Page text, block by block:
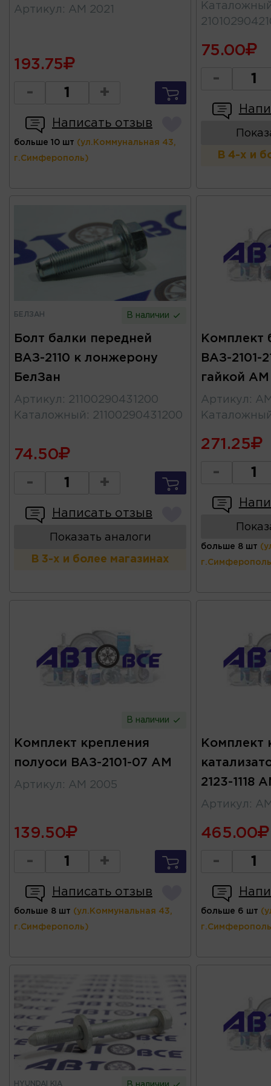
Артикул : АМ 2021
193.75
- +
Написать отзыв
больше 10 шт (ул.Коммунальная 43,
г.Симферополь)
75.00
-
В 4-х и
БЕЛЗАН В наличии
Болт балки передней
ВАЗ-2110 к лонжерону
БелЗан
Артикул : 21100290431200
Каталожный : 21100290431200
74.50
- +
Написать отзыв
Показать аналоги
В 3-х и более магазинах
Комплект
ВАЗ-2101-
гайкой АМ
Артикул :
271.25
-
больше 8 шт
В наличии
Комплект крепления
полуоси ВАЗ-2101-07 АМ
Артикул : АМ 2005
139.50
- +
Написать отзыв
больше 8 шт (ул.Коммунальная 43,
г.Симферополь)
Комплект
2123-1118
Артикул :
465.00
-
больше 6 шт
HYUNDAI KIA